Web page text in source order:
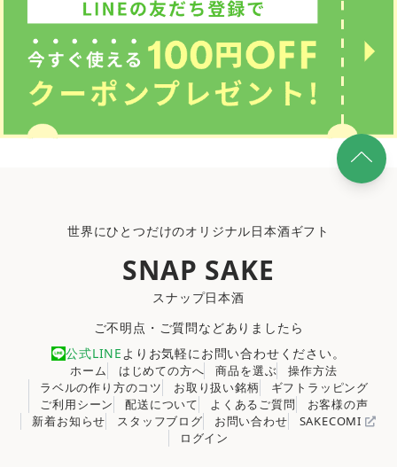
世界にひとつだけのオリジナル日本酒ギフト
SNAP SAKE
スナップ日本酒
ご不明点・ご質問などありましたら
公式LINEよりお気軽にお問い合わせください。
ホーム はじめての方へ 商品を選ぶ
操作方法
ラベルの作り方のコツ
お取り扱い銘柄
ギフトラッピング
ご利用シーン
配送について よくあるご質問
お客様の声
新着お知らせ
スタッフブログ お問い合わせ
SAKECOMI
ログイン